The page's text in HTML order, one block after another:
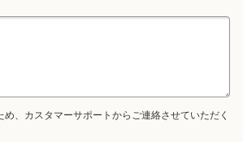
、カスタマーサポートからご連絡させていただく